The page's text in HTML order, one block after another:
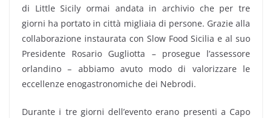
di Little Sicily ormai andata in archivio che per tre
giorni ha portato in città migliaia di persone. Grazie alla
collaborazione instaurata con Slow Food Sicilia e al suo
Presidente Rosario Gugliotta – prosegue l’assessore
orlandino – abbiamo avuto modo di valorizzare le
eccellenze enogastronomiche dei Nebrodi.
Durante i tre giorni dell’evento erano presenti a Capo